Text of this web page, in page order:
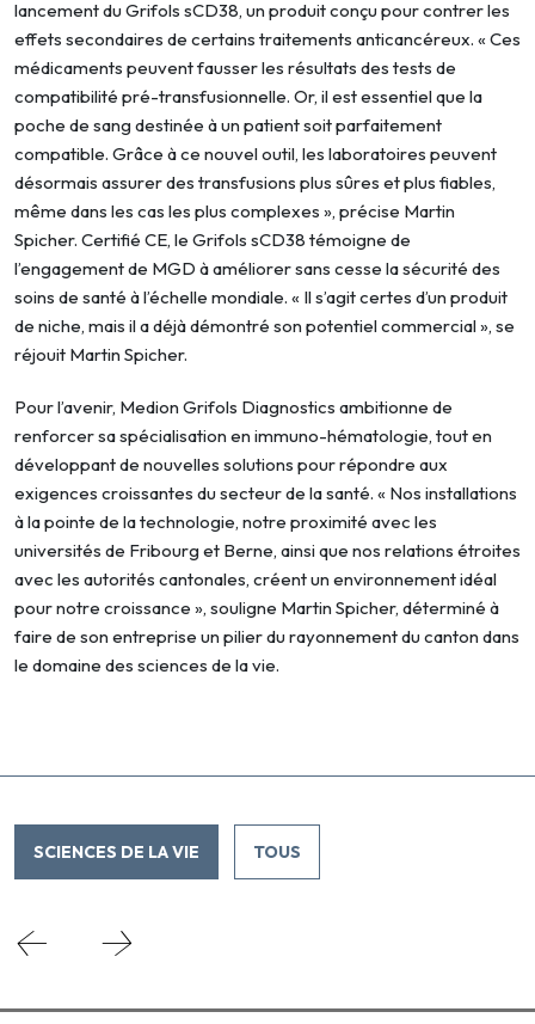
lancement du Grifols sCD38, un produit conçu pour contrer les
effets secondaires de certains traitements anticancéreux. « Ces
médicaments peuvent fausser les résultats des tests de
compatibilité pré-transfusionnelle. Or, il est essentiel que la
poche de sang destinée à un patient soit parfaitement
compatible. Grâce à ce nouvel outil, les laboratoires peuvent
désormais assurer des transfusions plus sûres et plus fiables,
même dans les cas les plus complexes », précise Martin
Spicher. Certifié CE, le Grifols sCD38 témoigne de
l’engagement de MGD à améliorer sans cesse la sécurité des
soins de santé à l’échelle mondiale. « Il s’agit certes d’un produit
de niche, mais il a déjà démontré son potentiel commercial », se
réjouit Martin Spicher.
Pour l’avenir, Medion Grifols Diagnostics ambitionne de
renforcer sa spécialisation en immuno-hématologie, tout en
développant de nouvelles solutions pour répondre aux
exigences croissantes du secteur de la santé. « Nos installations
à la pointe de la technologie, notre proximité avec les
universités de Fribourg et Berne, ainsi que nos relations étroites
avec les autorités cantonales, créent un environnement idéal
pour notre croissance », souligne Martin Spicher, déterminé à
faire de son entreprise un pilier du rayonnement du canton dans
le domaine des sciences de la vie.
SCIENCES DE LA VIE TOUS